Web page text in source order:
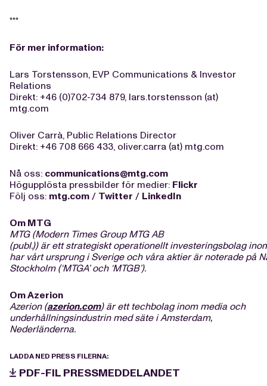
***
För mer information:
Lars Torstensson, EVP Communications & Investor
Relations
Direkt: +46 (0)702-734 879, lars.torstensson (at)
mtg.com
Oliver Carrà, Public Relations Director
Direkt: +46 708 666 433, oliver.carra (at) mtg.com
Nå oss: communications@mtg.com
Högupplösta pressbilder för medier: Flickr
Följ oss: mtg.com / Twitter / LinkedIn
Om MTG
MTG (Modern Times Group MTG AB
(publ.)) är ett strategiskt operationellt investeringsbolag
har vårt ursprung i Sverige och våra aktier är noterade på
Stockholm (‘MTGA’ och ‘MTGB’).
Om Azerion
Azerion (azerion.com) är ett techbolag inom media och
underhållningsindustrin med säte i Amsterdam,
Nederländerna.
LADDA NED PRESS FILERNA:
PDF-FIL PRESSMEDDELANDET